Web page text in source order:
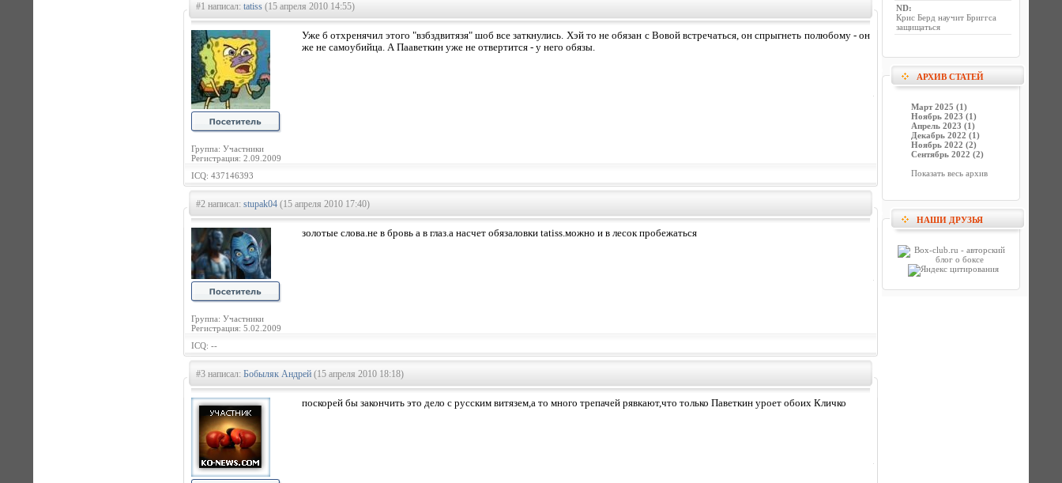
#1 написал: tatiss (15 апреля 2010 14:55)
Группа: Участники
Регистрация: 2.09.2009
Уже б отхренячил этого "взбздвитязя" шоб все заткнулись. Хэй то не обязан с Вовой встречаться, он спрыгнеть полюбому - он
же не самоубийца. А Пааветкин уже не отвертится - у него обязы.
ICQ: 437146393
#2 написал: stupak04 (15 апреля 2010 17:40)
Группа: Участники
Регистрация: 5.02.2009
золотые слова.не в бровь а в глаз.а насчет обязаловки tatiss.можно и в лесок пробежаться
ICQ: --
#3 написал: Бобыляк Андрей (15 апреля 2010 18:18)
поскорей бы закончить это дело с русским витязем,а то много трепачей рявкают,что только Паветкин уроет обоих Кличко
ND:
Крис Берд научит Бриггса
защищаться
АРХИВ СТАТЕЙ
Март 2025 (1)
Ноябрь 2023 (1)
Апрель 2023 (1)
Декабрь 2022 (1)
Ноябрь 2022 (2)
Сентябрь 2022 (2)
Показать весь архив
НАШИ ДРУЗЬЯ